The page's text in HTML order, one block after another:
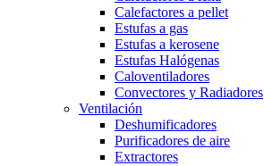
Calefactores a pellet
Estufas a gas
Estufas a kerosene
Estufas Halógenas
Caloventiladores
Convectores y Radiadores
Ventilación
Deshumificadores
Purificadores de aire
Extractores